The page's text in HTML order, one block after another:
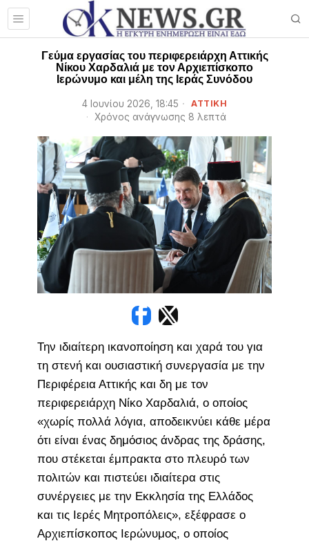
Γεύμα εργασίας του περιφερειάρχη Αττικής
Νίκου Χαρδαλιά με τον Αρχιεπίσκοπο
Ιερώνυμο και μέλη της Ιεράς Συνόδου
4 Ιουνίου 2026, 18:45 ΑΤΤΙΚΗ
Χρόνος ανάγνωσης 8 λεπτά
Την ιδιαίτερη ικανοποίηση και χαρά του για
τη στενή και ουσιαστική συνεργασία με την
Περιφέρεια Αττικής και δη με τον
περιφερειάρχη Νίκο Χαρδαλιά, ο οποίος
«χωρίς πολλά λόγια, αποδεικνύει κάθε μέρα
ότι είναι ένας δημόσιος άνδρας της δράσης,
που στέκεται έμπρακτα στο πλευρό των
πολιτών και πιστεύει ιδιαίτερα στις
συνέργειες με την Εκκλησία της Ελλάδος
και τις Ιερές Μητροπόλεις», εξέφρασε ο
Αρχιεπίσκοπος Ιερώνυμος, ο οποίος